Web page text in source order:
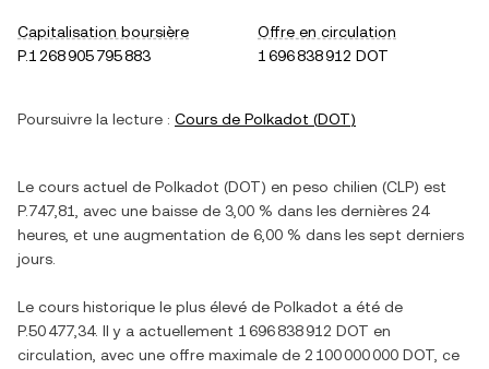
Capitalisation boursière
P.1 268 905 795 883
Offre en circulation
1 696 838 912 DOT
Poursuivre la lecture : Cours de Polkadot (DOT)
Le cours actuel de Polkadot (DOT) en peso chilien (CLP) est
P.747,81
, avec une baisse de 3,00 % dans les dernières 24
heures, et une augmentation de 6,00 % dans les sept derniers
jours.
Le cours historique le plus élevé de Polkadot a été de
P.50 477,34. Il y a actuellement 1 696 838 912 DOT en
circulation, avec une offre maximale de 2 100 000 000 DOT , ce